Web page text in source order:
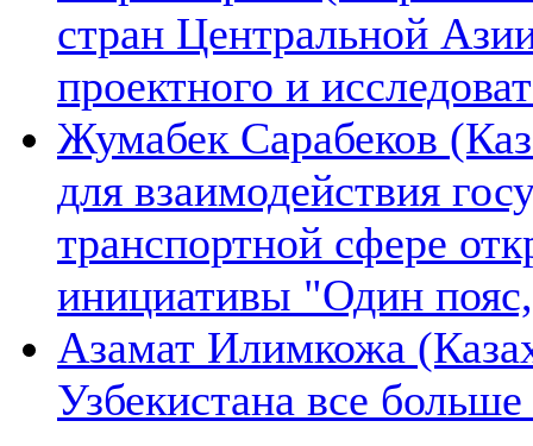
стран Центральной
проектного и
Жумабек Сарабеков
для взаимодействия
транспортной сфере
инициативы "Один
Азамат Илимкожа
Узбекистана все